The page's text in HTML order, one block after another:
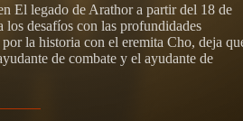
El legado de Arathor a partir del 18 de
desafíos con las profundidades
por la historia con el eremita Cho, deja
de combate y el ayudante de